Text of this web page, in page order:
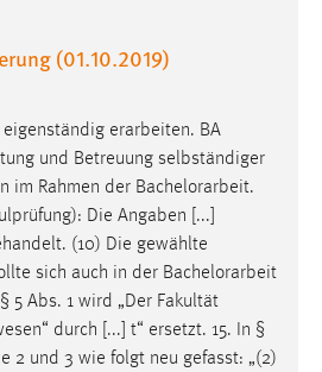
12 Module
(01.10.2019)
erarbeiten. BA
und Betreuung selbständiger
im Rahmen derBachelorarbeit.
Die Angaben [...]
(10) Die gewählte
sich auch in derBachelorarbeit